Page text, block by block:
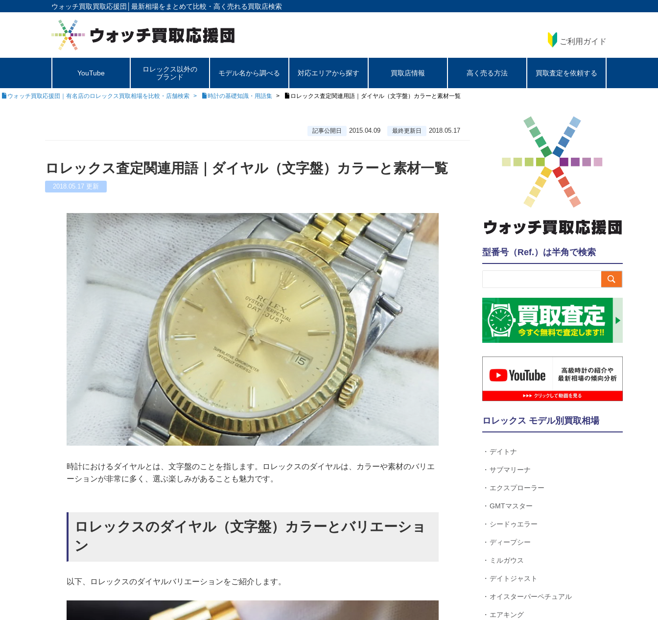
ウォッチ買取買取応援団│ 最新相場をまとめて比較・高く売れる買取店検索
ご利用ガイド
YouTube
ロレックス以外の
ブランド
モデル名から調べる 対応エリアから探す 買取店情報 高く売る方法 買取査定を依頼する
ウォッチ買取応援団｜有名店のロレックス買取相場を比較・店舗検索 時計の基礎知識・用語集 ロレックス査定関連用語｜ダイヤル（文字盤）カラーと素材一覧
記事公開日 2015.04.09 最終更新日 2018.05.17
ロレックス査定関連用語｜ダイヤル（文字盤）カラーと素材一覧
2018.05.17 更新
時計におけるダイヤルとは、文字盤のことを指します。ロレックスのダイヤルは、カラーや素材のバリエ
ーションが非常に多く、選ぶ楽しみがあることも魅力です。
ロレックスのダイヤル（文字盤）カラーとバリエーショ
ン
以下、ロレックスのダイヤルバリエーションをご紹介します。
型番号（Ref.）は半角で検索

ロレックス モデル別買取相場
デイトナ
サブマリーナ
エクスプローラー
GMTマスター
シードゥエラー
ディープシー
ミルガウス
デイトジャスト
オイスターパーペチュアル
エアキング